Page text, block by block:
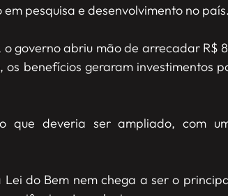
pesquisa e desenvolvimento no país.
governo abriu mão de arrecadar R$
benefícios geraram investimentos
que deveria ser ampliado, com
do Bem nem chega a ser o